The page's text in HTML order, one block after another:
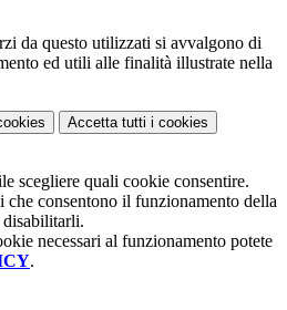
da questo utilizzati si avvalgono di
ed utili alle finalità illustrate nella
Accetta tutti i cookies
scegliere quali cookie consentire.
che consentono il funzionamento della
disabilitarli.
necessari al funzionamento potete
.